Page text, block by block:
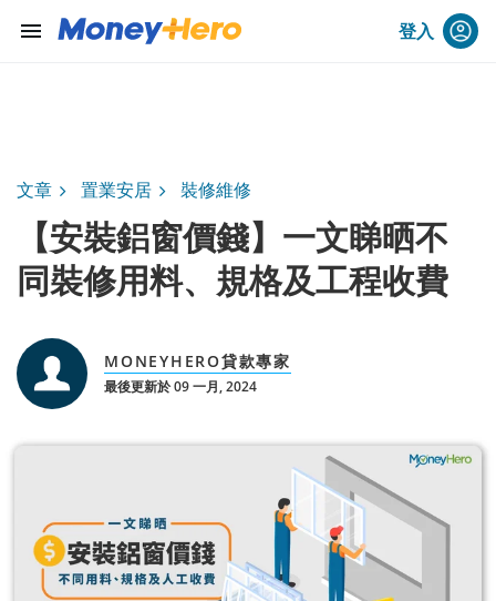
menu 登入
文章 置業安居 裝修維修
【安裝鋁窗價錢】一文睇晒不
同裝修用料、規格及工程收費
MONEYHERO貸款專家
最後更新於 09 一月, 2024